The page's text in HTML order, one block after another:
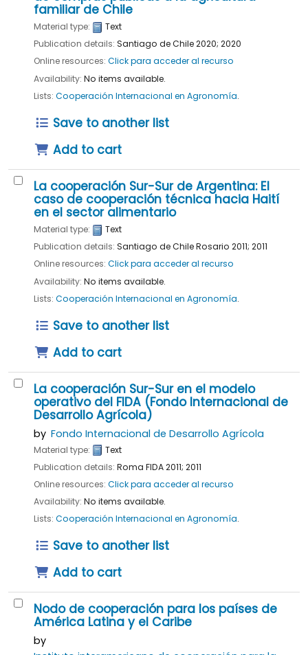
familiar de Chile
Material type:
Text
Publication details: Santiago de Chile2020; 2020
Online resources: Click para acceder al recurso
Availability: No items available.
Lists: Cooperación Internacional en Agronomía.
Save to another list
Add to cart
La cooperación Sur-Sur de Argentina: El
caso de cooperación técnica hacia Haití
en el sector alimentario
Material type:
Text
Publication details: Santiago de ChileRosario 2011; 2011
Online resources: Click para acceder al recurso
Availability: No items available.
Lists: Cooperación Internacional en Agronomía.
Save to another list
Add to cart
La cooperación Sur-Sur en el modelo
operativo del FIDA (Fondo Internacional de
Desarrollo Agrícola)
by Fondo Internacional de Desarrollo Agrícola
Material type:
Text
Publication details: Roma FIDA2011; 2011
Online resources: Click para acceder al recurso
Availability: No items available.
Lists: Cooperación Internacional en Agronomía.
Save to another list
Add to cart
Nodo de cooperación para los países de
América Latina y el Caribe
by